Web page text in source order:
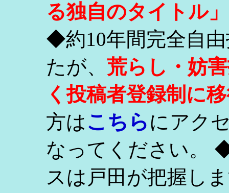
る独自のタイトル
◆約10年間完全自
たが、 荒らし・妨
く投稿者登録制に
方はこちらにアク
なってください。
スは戸田が把握し